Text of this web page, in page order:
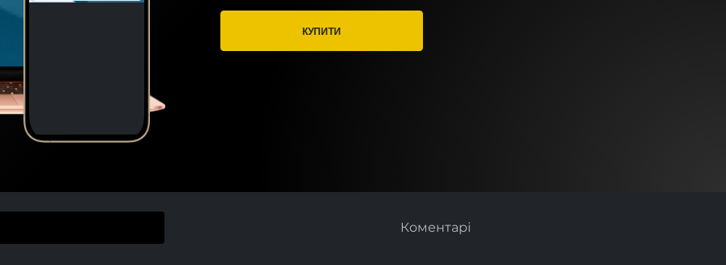
КУПИТИ
Коментарі